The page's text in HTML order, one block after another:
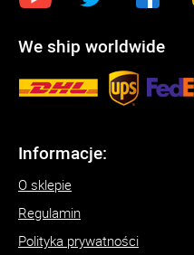
We ship worldwide
Informacje:
O sklepie
Regulamin
Polityka prywatności